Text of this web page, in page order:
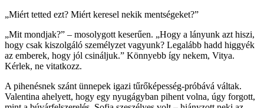
„Miért tetted ezt? Miért keresel nekik mentségeket?”
„Mit mondjak?” – mosolygott keserűen. „Hogy a lányunk azt hiszi,
hogy csak kiszolgáló személyzet vagyunk? Legalább hadd higgyék
az emberek, hogy jól csináljuk.” Könnyebb így nekem, Vitya.
Kérlek, ne vitatkozz.
A pihenésnek szánt ünnepek igazi tűrőképesség-próbává váltak.
Valentina ahelyett, hogy egy nyugágyban pihent volna, úgy forgott,